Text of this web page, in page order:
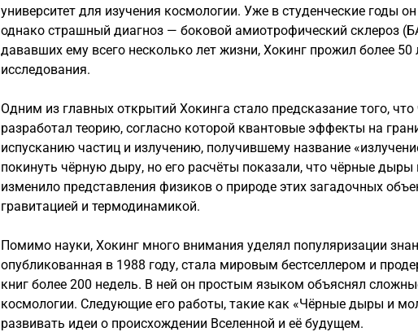
университет для изучения космологии. Уже в студенческие годы
однако страшный диагноз — боковой амиотрофический склероз
дававших ему всего несколько лет жизни, Хокинг прожил более
исследования.
Одним из главных открытий Хокинга стало предсказание того,
разработал теорию, согласно которой квантовые эффекты на
испусканию частиц и излучению, получившему название
покинуть чёрную дыру, но его расчёты показали, что чёрные
изменило представления физиков о природе этих загадочных
гравитацией и термодинамикой.
Помимо науки, Хокинг много внимания уделял популяризации
опубликованная в 1988 году, стала мировым бестселлером и
книг более 200 недель. В ней он простым языком объяснял
космологии. Следующие его работы, такие как «Чёрные дыры и
развивать идеи о происхождении Вселенной и её будущем.